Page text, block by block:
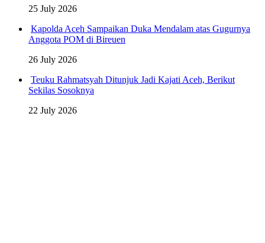
25 July 2026
Kapolda Aceh Sampaikan Duka Mendalam atas Gugurnya
Anggota POM di Bireuen
26 July 2026
Teuku Rahmatsyah Ditunjuk Jadi Kajati Aceh, Berikut
Sekilas Sosoknya
22 July 2026